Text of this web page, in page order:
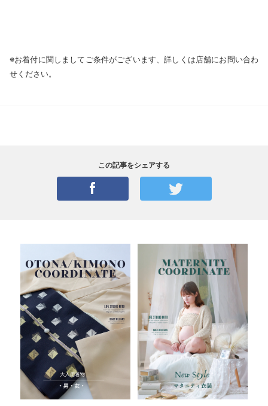
※お着付に関しましてご条件がございます、詳しくは店舗にお問い合わ
せください。
この記事をシェアする